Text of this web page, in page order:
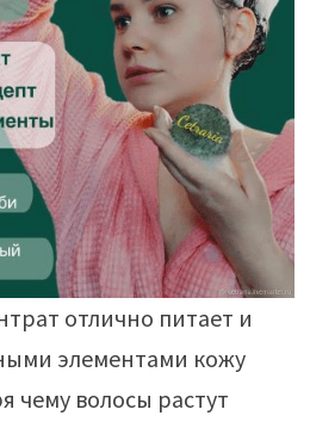
отлично питает и
элементами кожу
чему волосы растут